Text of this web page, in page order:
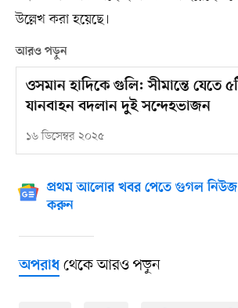
উল্লেখ করা হয়েছে।
আরও পড়ুন
ওসমান হাদিকে গুলি: সীমান্তে যেতে
যানবাহন বদলান দুই সন্দেহভাজন
১৬ ডিসেম্বর ২০২৫
প্রথম আলোর খবর পেতে গুগল নিউজ
করুন
অপরাধথেকে আরও পড়ুন